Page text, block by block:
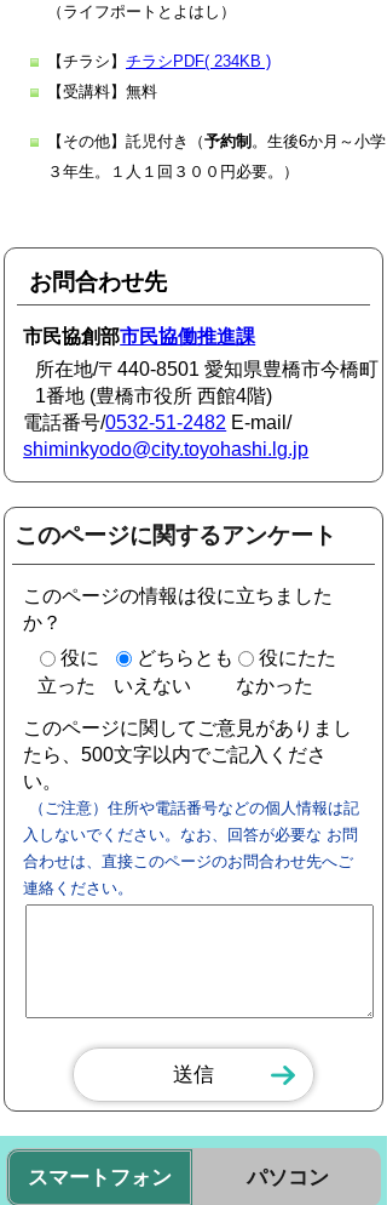
（ライフポートとよはし）
【チラシ】 チラシPDF( 234KB )
【受講料】無料
【その他】託児付き（予約制 。生後6か月～小学
３年生。１人１回３００円必要。）
お問合わせ先
市民協創部市民協働推進課
所在地/〒440-8501 愛知県豊橋市今橋町
1番地 (豊橋市役所 西館4階)
電話番号/0532-51-2482 E-mail/
shiminkyodo@city.toyohashi.lg.jp
このページに関するアンケート
このページの情報は役に立ちました
か？
役に
立った
どちらとも
いえない
役にたた
なかった
このページに関してご意見がありまし
たら、500文字以内でご記入くださ
い。
（ご注意）住所や電話番号などの個人情報は記
入しないでください。なお、回答が必要な お問
合わせは、直接このページのお問合わせ先へご
連絡ください。
スマートフォン パソコン